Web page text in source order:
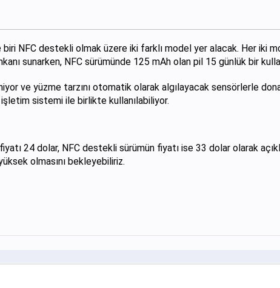
biri NFC destekli olmak üzere iki farklı model yer alacak. Her iki
sunarken, NFC sürümünde 125 mAh olan pil 15 günlük bir
ve yüzme tarzını otomatik olarak algılayacak sensörlerle
sistemi ile birlikte kullanılabiliyor.
24 dolar, NFC destekli sürümün fiyatı ise 33 dolar olarak
olmasını bekleyebiliriz.